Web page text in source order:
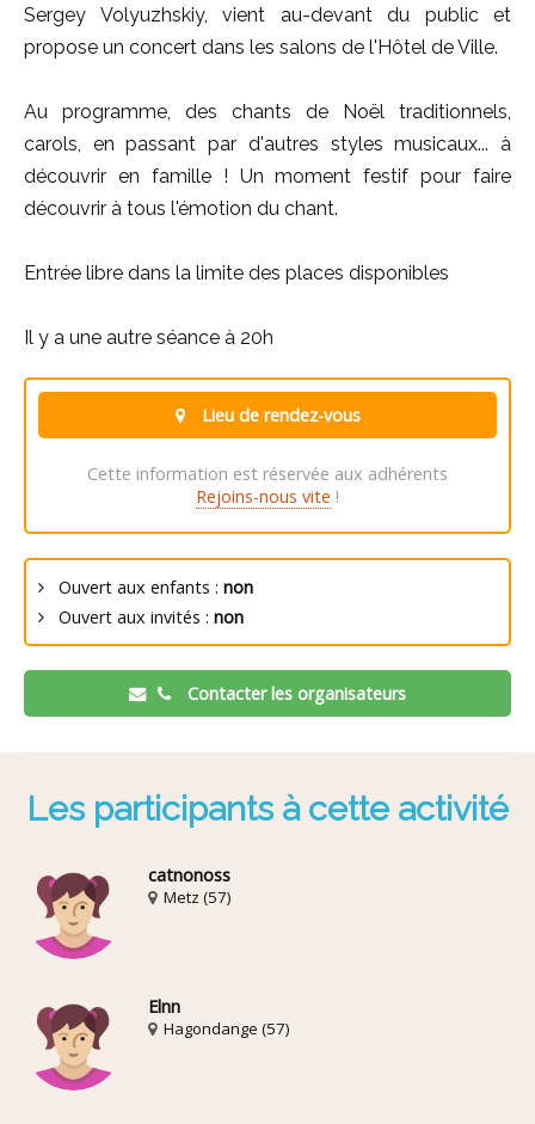
Sergey Volyuzhskiy, vient au-devant du public et
propose un concert dans les salons de l'Hôtel de Ville.
Au programme, des chants de Noël traditionnels,
carols, en passant par d'autres styles musicaux... à
découvrir en famille ! Un moment festif pour faire
découvrir à tous l'émotion du chant.
Entrée libre dans la limite des places disponibles
Il y a une autre séance à 20h
Lieu de rendez-vous
Cette information est réservée aux adhérents
Rejoins-nous vite !
Ouvert aux enfants : non
Ouvert aux invités : non
Contacter les organisateurs
Les participants à cette activité
catnonoss
Metz (57)
Elnn
Hagondange (57)